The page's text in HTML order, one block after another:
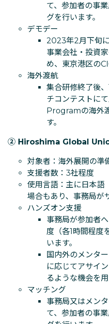
て、参加者の事
グを行います。
デモデー
2023年2月下旬
事業会社・投資
め、東京港区の
海外渡航
集合研修終了後
チコンテストに
Programの海外
す。
② Hiroshima Global
対象者：海外展開の準
支援者数：3社程度
使用言語：主に日本語
場合もあり、事務局が
ハンズオン支援
事務局が参加者
度（各1時間程度
います。
国内外のメンタ
に応じてアサイ
るような機会を用
マッチング
事務局又はメン
て、参加者の事